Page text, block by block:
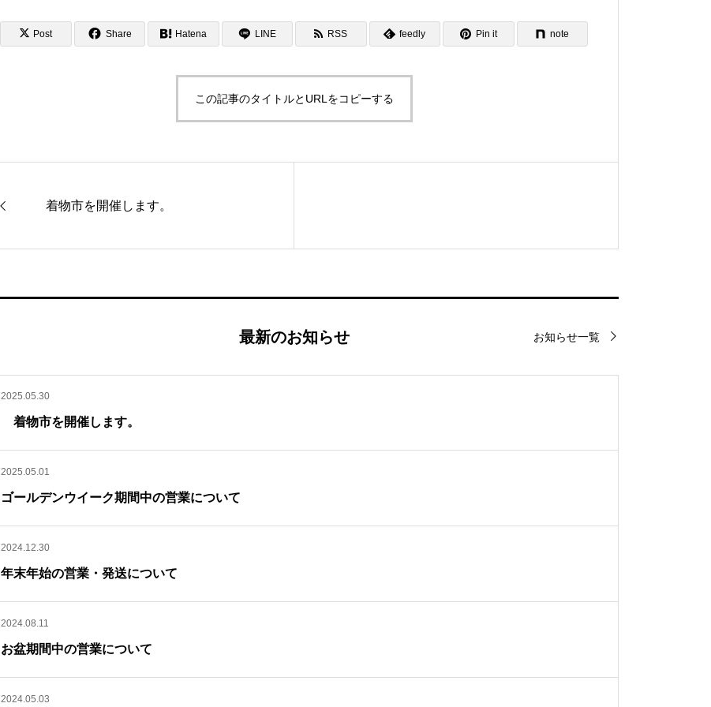
Post Share Hatena LINE RSS feedly Pin it note
この記事のタイトルとURLをコピーする
着物市を開催します。
最新のお知らせ お知らせ一覧
2025.05.30
着物市を開催します。
2025.05.01
ゴールデンウイーク期間中の営業について
2024.12.30
年末年始の営業・発送について
2024.08.11
お盆期間中の営業について
2024.05.03